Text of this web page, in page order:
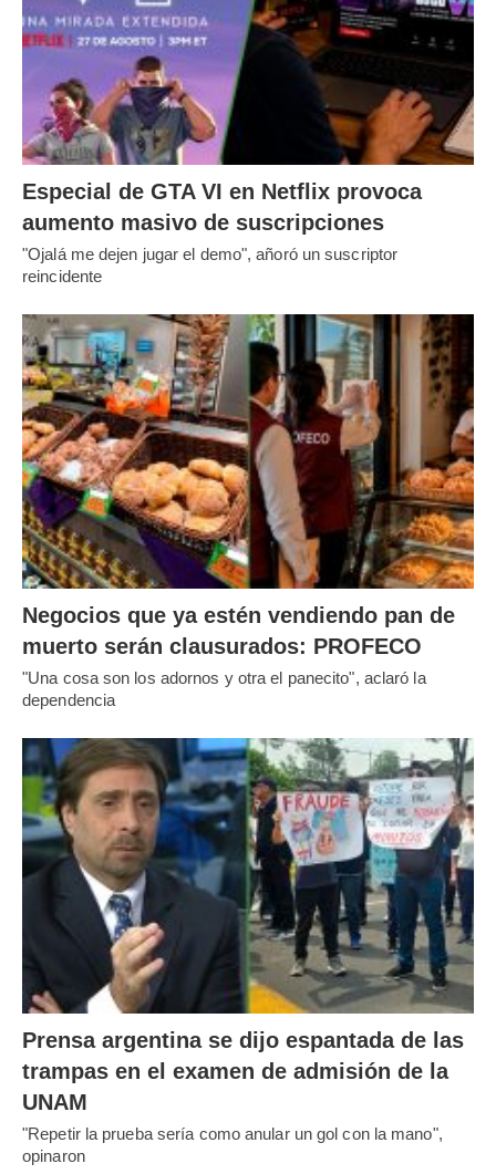
Especial de GTA VI en Netflix provoca
aumento masivo de suscripciones
"Ojalá me dejen jugar el demo", añoró un suscriptor
reincidente
Negocios que ya estén vendiendo pan de
muerto serán clausurados: PROFECO
"Una cosa son los adornos y otra el panecito", aclaró la
dependencia
Prensa argentina se dijo espantada de las
trampas en el examen de admisión de la
UNAM
"Repetir la prueba sería como anular un gol con la mano",
opinaron